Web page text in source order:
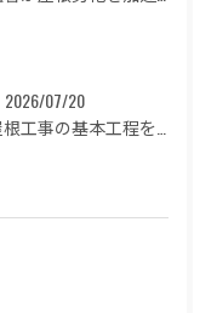
2026/07/20